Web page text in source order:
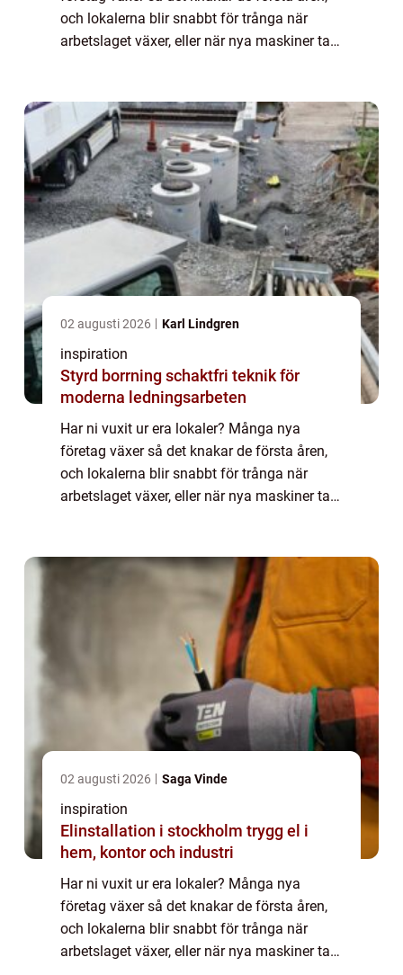
och lokalerna blir snabbt för trånga när
arbetslaget växer, eller när nya maskiner tar
02 augusti 2026 Karl Lindgren
inspiration
Styrd borrning schaktfri teknik för
moderna ledningsarbeten
Har ni vuxit ur era lokaler? Många nya
företag växer så det knakar de första åren,
och lokalerna blir snabbt för trånga när
arbetslaget växer, eller när nya maskiner tar
02 augusti 2026 Saga Vinde
inspiration
Elinstallation i stockholm trygg el i
hem, kontor och industri
Har ni vuxit ur era lokaler? Många nya
företag växer så det knakar de första åren,
och lokalerna blir snabbt för trånga när
arbetslaget växer, eller när nya maskiner tar